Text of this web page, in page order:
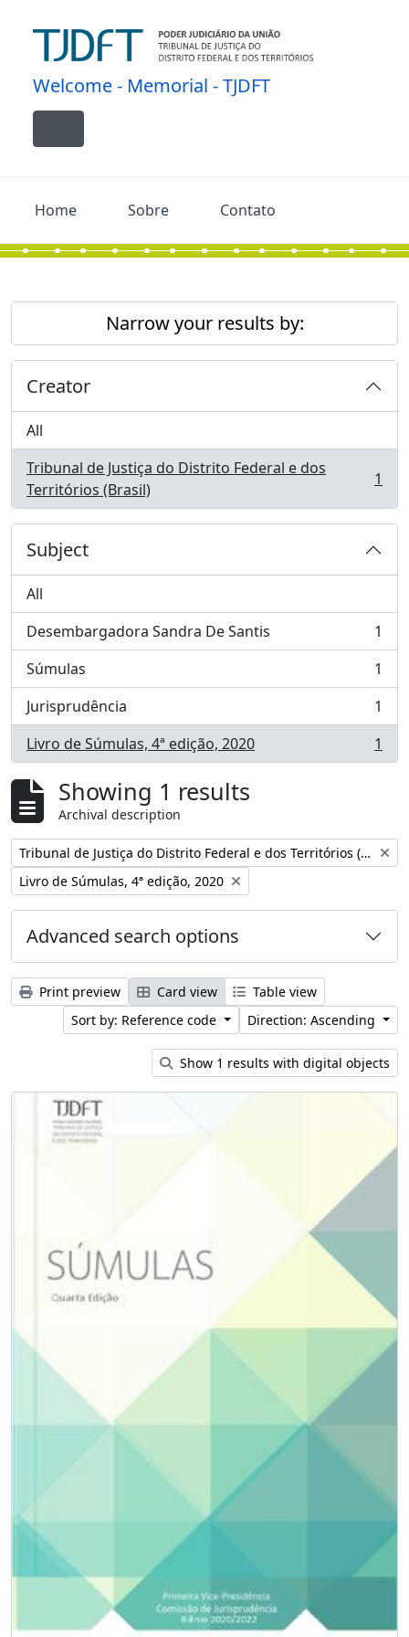
Welcome - Memorial - TJDFT
Toggle navigation
Home Sobre Contato
Narrow your results by:
Creator
All
Tribunal de Justiça do Distrito Federal e dos
Territórios (Brasil)
, 1 results 1
Subject
All
Desembargadora Sandra De Santis
, 1 results
1
Súmulas
, 1 results
1
Jurisprudência
, 1 results
1
Livro de Súmulas, 4ª edição, 2020
, 1 results 1
Showing 1 results
Archival description
Remove filter:
Tribunal de Justiça do Distrito Federal e dos Territórios (Brasil)
Remove filter:
Livro de Súmulas, 4ª edição, 2020
Advanced search options
Print preview Card view
Table view
Sort by: Reference code
Direction: Ascending
Show 1 results with digital objects